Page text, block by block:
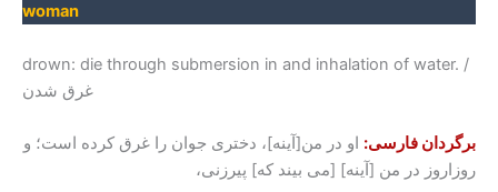
woman
drown: die through submersion in and inhalation of water. /
غرق شدن
برگردان فارسی: او در من[آینه]، دختری جوان را غرق کرده است؛ و
روزاروز در من [آینه] [می بیند که] پیرزنی،